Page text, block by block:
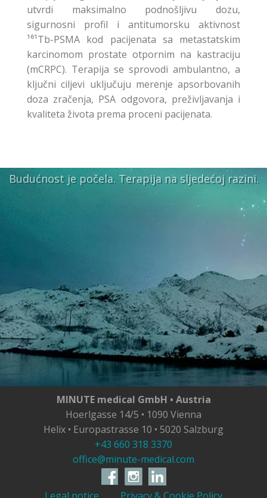
utvrdi maksimalno podnošljivu dozu,
sigurnosni profil i antitumorsku aktivnost
¹⁶¹Tb-PSMA kod pacijenata sa metastatskim
karcinomom prostate otpornim na kastraciju
(mCRPC). Terapija se sprovodi ambulantno, a
ključni ciljevi uključuju merenje apsorbovanih
doza zračenja, PSA odgovora, preživljavanja i
kvaliteta života prema proceni pacijenata.
Budućnost je počela. Terapija na sljedećoj razini.
MINUTE medical GmbH • Austria
Hoerlgasse 14/5 • 1090 Vienna
Helix • Europastrasse 10 • 5020 Salzburg
+43 660 318 3370
office@minute-medical.com
Legal notice
Privacy & Cookie Policy